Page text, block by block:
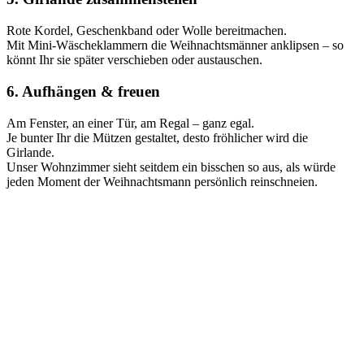
Rote Kordel, Geschenkband oder Wolle bereitmachen.
Mit Mini-Wäscheklammern die Weihnachtsmänner anklipsen – so
könnt Ihr sie später verschieben oder austauschen.
6. Aufhängen & freuen
Am Fenster, an einer Tür, am Regal – ganz egal.
Je bunter Ihr die Mützen gestaltet, desto fröhlicher wird die
Girlande.
Unser Wohnzimmer sieht seitdem ein bisschen so aus, als würde
jeden Moment der Weihnachtsmann persönlich reinschneien.